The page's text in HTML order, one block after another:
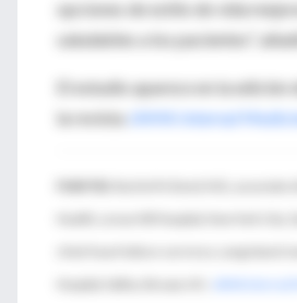
opciones de estilo de vida
saludables a los pacientes",
El estudio aparece en la edición
la revista
JAMA Internal